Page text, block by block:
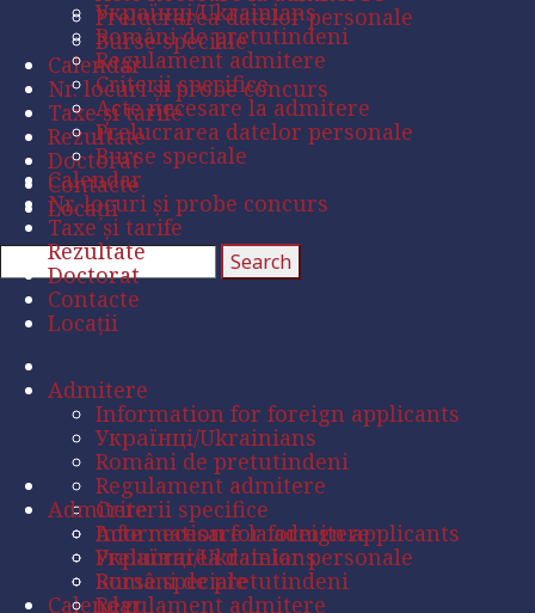
Prelucrarea datelor personale
Burse speciale
Calendar
Nr. locuri și probe concurs
Taxe și tarife
Rezultate
Doctorat
Contacte
Locații
Українці/Ukrainians
Români de pretutindeni
Regulament admitere
Criterii specifice
Acte necesare la admitere
Prelucrarea datelor personale
Burse speciale
Calendar
Nr. locuri și probe concurs
Taxe și tarife
Rezultate
Doctorat
Contacte
Locații
Admitere
Information for foreign applicants
Українці/Ukrainians
Români de pretutindeni
Regulament admitere
Criterii specifice
Acte necesare la admitere
Prelucrarea datelor personale
Burse speciale
Calendar
Admitere
Information for foreign applicants
Українці/Ukrainians
Români de pretutindeni
Regulament admitere